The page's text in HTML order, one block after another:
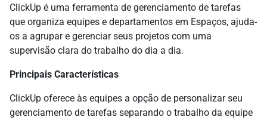
ClickUp é uma ferramenta de gerenciamento de tarefas
que organiza equipes e departamentos em Espaços, ajuda-
os a agrupar e gerenciar seus projetos com uma
supervisão clara do trabalho do dia a dia.
Principais Características
ClickUp oferece às equipes a opção de personalizar seu
gerenciamento de tarefas separando o trabalho da equipe